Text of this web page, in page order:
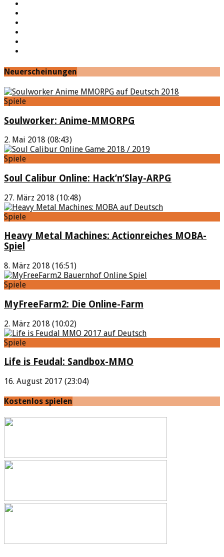
Neuerscheinungen
Spiele
Soulworker: Anime-MMORPG
2. Mai 2018 (08:43)
Spiele
Soul Calibur Online: Hack’n’Slay-ARPG
27. März 2018 (10:48)
Spiele
Heavy Metal Machines: Actionreiches MOBA-
Spiel
8. März 2018 (16:51)
Spiele
MyFreeFarm2: Die Online-Farm
2. März 2018 (10:02)
Spiele
Life is Feudal: Sandbox-MMO
16. August 2017 (23:04)
Kostenlos spielen